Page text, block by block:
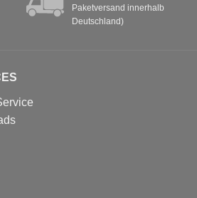
Paketversand innerhalb
Deutschland)